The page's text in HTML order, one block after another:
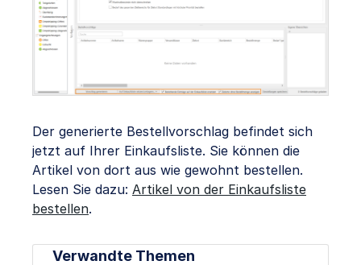
Der generierte Bestellvorschlag befindet sich
jetzt auf Ihrer Einkaufsliste. Sie können die
Artikel von dort aus wie gewohnt bestellen.
Lesen Sie dazu: Artikel von der Einkaufsliste
bestellen.
Verwandte Themen